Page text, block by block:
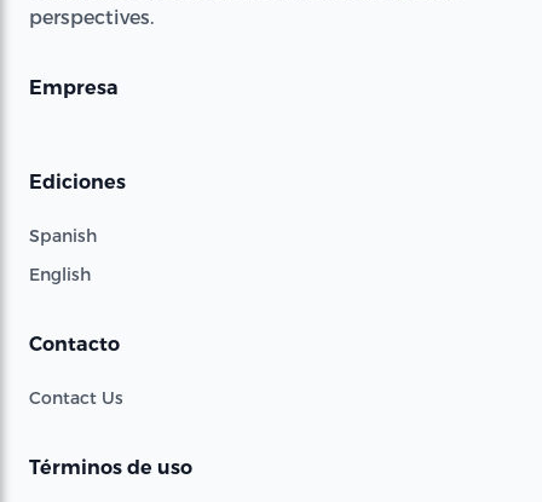
perspectives.
Empresa
Ediciones
Spanish
English
Contacto
Contact Us
Términos de uso